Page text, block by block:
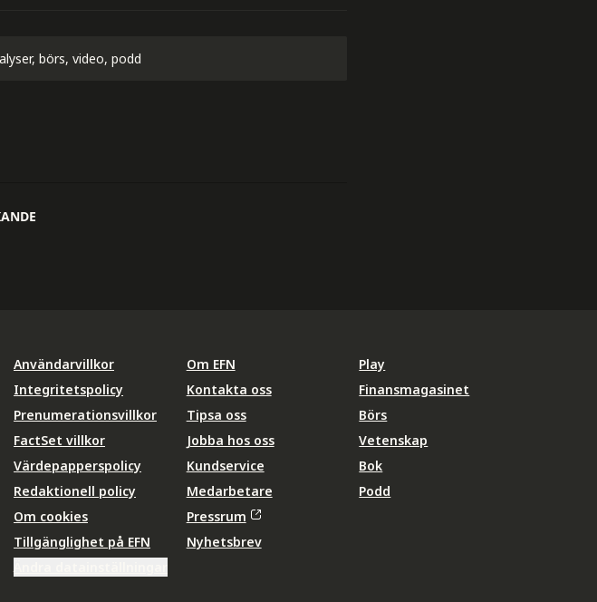
börs, video, podd
Användarvillkor
Integritetspolicy
Prenumerationsvillkor
FactSet villkor
Värdepapperspolicy
Redaktionell policy
Om cookies
Tillgänglighet på EFN
Om EFN
Kontakta oss
Tipsa oss
Jobba hos oss
Kundservice
Medarbetare
Pressrum
Nyhetsbrev
Play
Finansmagasinet
Börs
Vetenskap
Bok
Podd